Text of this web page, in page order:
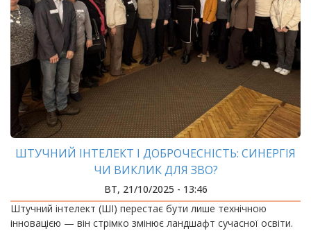
ШТУЧНИЙ ІНТЕЛЕКТ І ДОБРОЧЕСНІСТЬ: СИНЕРГІЯ
ЧИ ВИКЛИК ДЛЯ ЗВО?
ВТ, 21/10/2025 - 13:46
Штучний інтелект (ШІ) перестає бути лише технічною
інновацією — він стрімко змінює ландшафт сучасної освіти.